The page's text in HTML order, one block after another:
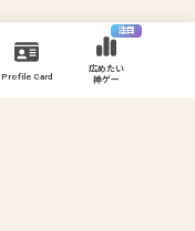
Profile Card
注目
広めたい
神ゲー